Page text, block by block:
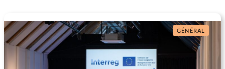
GÉNÉRAL